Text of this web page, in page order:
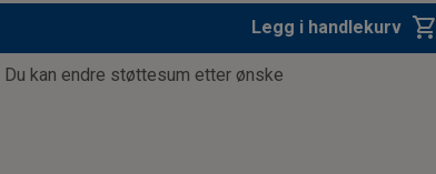
Legg i handlekurv shopping_cart
Du kan endre støttesum etter ønske